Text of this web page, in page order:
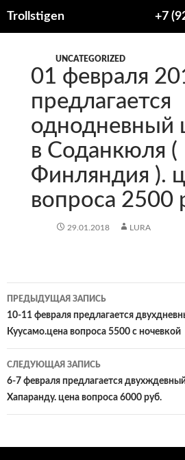
Trollstigen +7
СОДЕРЖИМОМУUNCATEGORIZED
01 февраля
предлагается
однодневный
в Соданкюля (
Финляндия ).
вопроса 2500
29.01.2018 LURA
Навигация
по
записям
ПРЕДЫДУЩАЯ ЗАПИСЬ
10-11 февраля предлагается
Куусамо.цена вопроса 5500 с ночевкой
СЛЕДУЮЩАЯ ЗАПИСЬ
6-7 февраля предлагается
Хапаранду. цена вопроса 6000 руб.